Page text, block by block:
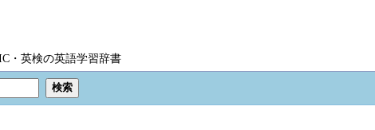
・英検の英語学習辞書